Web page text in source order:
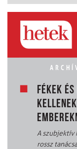
FÉKEK
A szubjektív
rossz